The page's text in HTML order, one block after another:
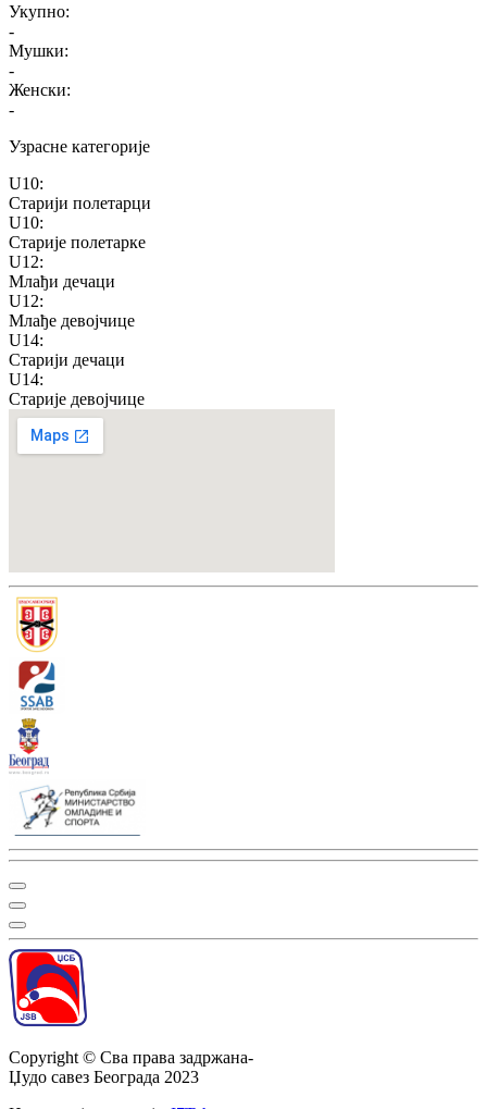
Укупно:
-
Мушки:
-
Женски:
-
Узрасне категорије
U10:
Старији полетарци
U10:
Старије полетарке
U12:
Млађи дечаци
U12:
Млађе девојчице
U14:
Старији дечаци
U14:
Старије девојчице
Copyright © Сва права задржана-
Џудо савез Београда 2023